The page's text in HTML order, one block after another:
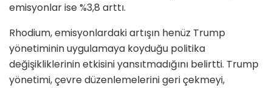
emisyonlar ise %3,8 arttı.
Rhodium, emisyonlardaki artışın henüz Trump
yönetiminin uygulamaya koyduğu politika
değişikliklerinin etkisini yansıtmadığını belirtti. Trump
yönetimi, çevre düzenlemelerini geri çekmeyi,